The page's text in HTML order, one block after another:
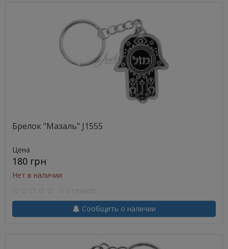
Брелок "Мазаль" J1555
Цена
180 грн
Нет в наличии
Сообщить о наличии